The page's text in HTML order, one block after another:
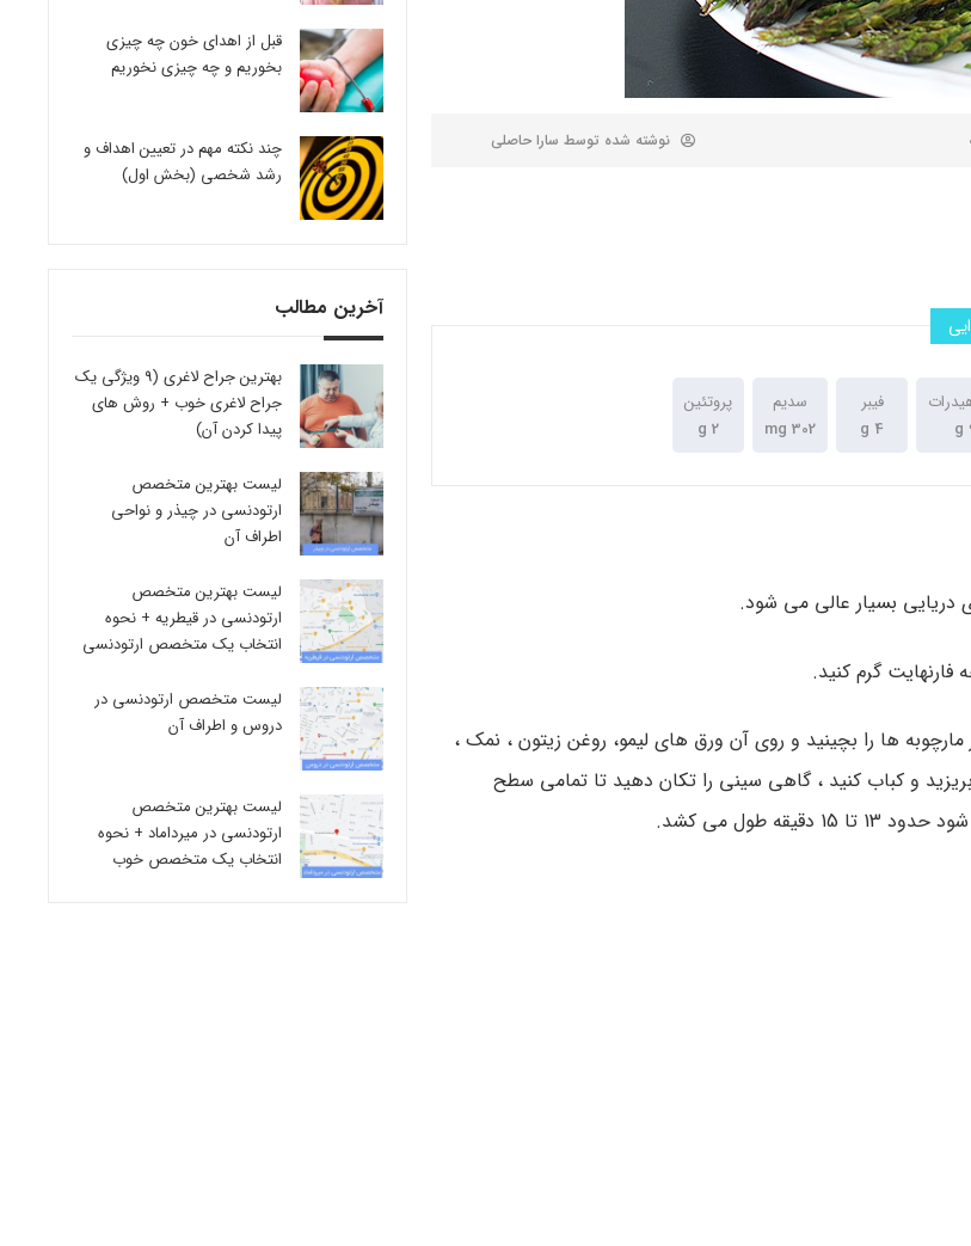
نوشته شده توسط سارا حاصلی
فیبر
4 g
سدیم
302 mg
پروتئین
2 g
دریایی بسیار عالی می شود.
ها را بچینید و روی آن ورق های لیمو، روغن زیتون ، نمک ،
و کباب کنید ، گاهی سینی را تکان دهید تا تمامی سطح
دقیقه طول می کشد.
قبل از اهدای خون چه چیزی
بخوریم و چه چیزی نخوریم
چند نکته مهم در تعیین اهداف و
رشد شخصی (بخش اول)
آخرین مطالب
بهترین جراح لاغری (9 ویژگی یک
جراح لاغری خوب + روش های
پیدا کردن آن)
لیست بهترین متخصص
ارتودنسی در چیذر و نواحی
اطراف آن
لیست بهترین متخصص
ارتودنسی در قیطریه + نحوه
انتخاب یک متخصص ارتودنسی
لیست متخصص ارتودنسی در
دروس و اطراف آن
لیست بهترین متخصص
ارتودنسی در میرداماد + نحوه
انتخاب یک متخصص خوب